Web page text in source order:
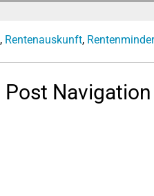
, Rentenauskunft,
Post Navigation